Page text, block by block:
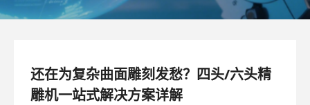
还在为复杂曲面雕刻发愁？四头/六头精
雕机一站式解决方案详解